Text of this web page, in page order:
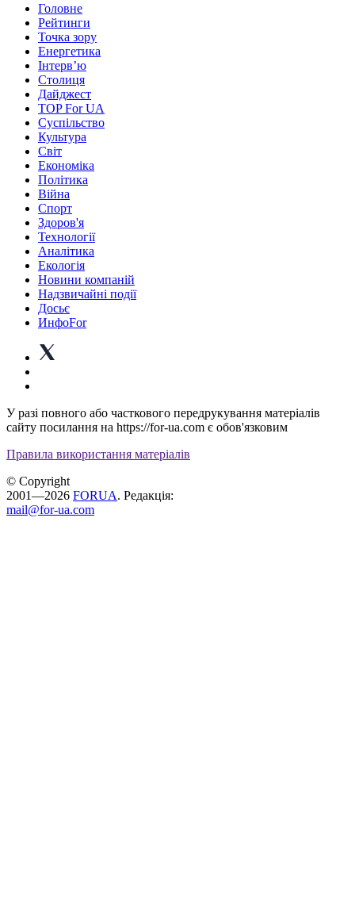
Головне
Рейтинги
Точка зору
Енергетика
Інтерв’ю
Столиця
Дайджест
TOP For UA
Суспiльство
Культура
Світ
Економіка
Політика
Війна
Спорт
Здоров'я
Технології
Аналітика
Екологія
Новини компаній
Надзвичайні події
Досьє
ИнфоFor
У разі повного або часткового передрукування матеріалів
сайту посилання на https://for-ua.com є обов'язковим
Правила використання матеріалів
© Copyright
2001—2026 FORUA. Редакція:
mail@for-ua.com